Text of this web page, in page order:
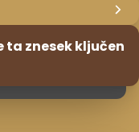
ta znesek ključen